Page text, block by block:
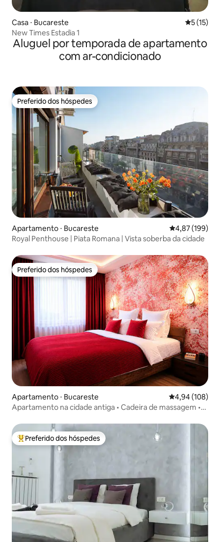
Casa ⋅ Bucareste 5 de uma
5 (15)
New Times Estadia 1
Aluguel por temporada de apartamento
com ar-condicionado
Preferido dos hóspedes
Preferido dos hóspedes
Apartamento ⋅ Bucareste 4,87 de uma
4,87 (199)
Royal Penthouse | Piata Romana | Vista soberba da cidade
Preferido dos hóspedes
Preferido dos hóspedes
Apartamento ⋅ Bucareste 4,94 de uma
4,94 (108)
Apartamento na cidade antiga • Cadeira de massagem •
Entre os melhores preferidos dos hóspedes
Preferido dos hóspedes